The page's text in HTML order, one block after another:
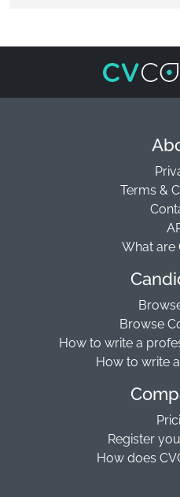
Terms &
What are
Browse
How to write a
How to write
Register
How does